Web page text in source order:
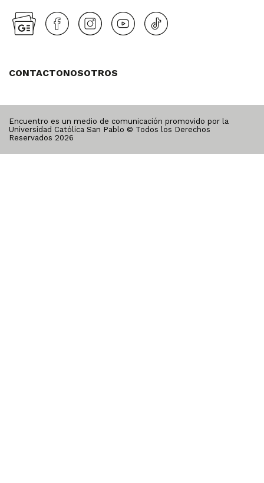
CONTACTONOSOTROS
Encuentro es un medio de comunicación promovido por la
Universidad Católica San Pablo © Todos los Derechos
Reservados 2026